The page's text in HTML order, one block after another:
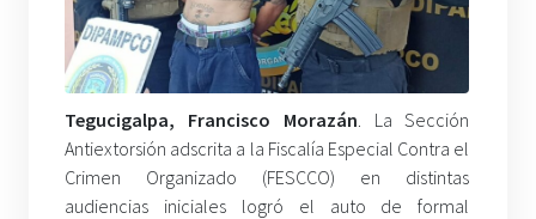
Tegucigalpa, Francisco Morazán . La Sección
Antiextorsión adscrita a la Fiscalía Especial Contra el
Crimen Organizado (FESCCO) en distintas
audiencias iniciales logró el auto de formal